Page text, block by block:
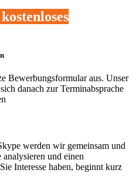
Bewerbungsformular aus. Unser
danach zur Terminabsprache
werden wir gemeinsam und
und einen
Interesse haben, beginnt kurz